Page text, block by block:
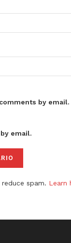
by email.
email.
spam. Learn